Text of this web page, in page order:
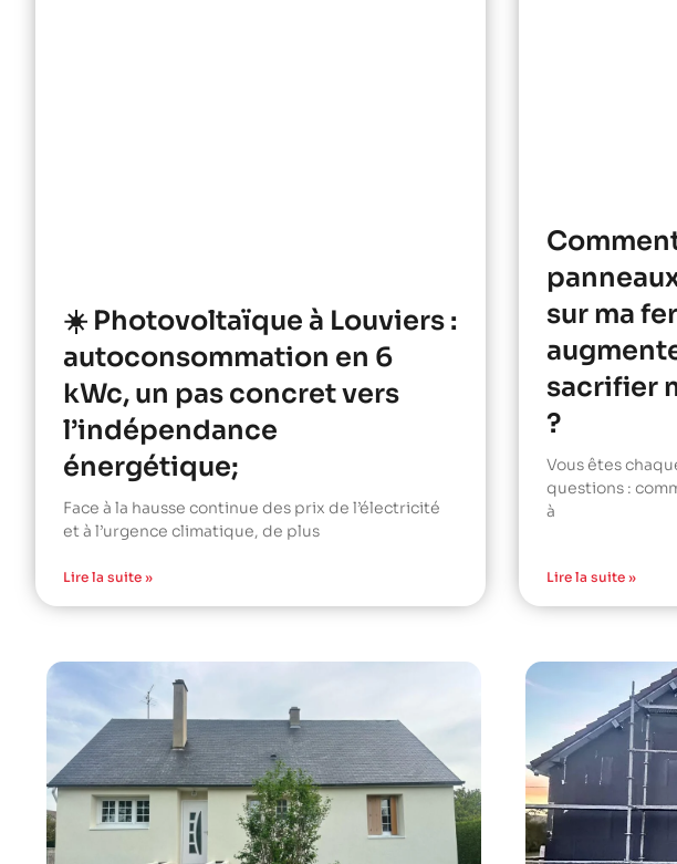
☀️ Photovoltaïque à Louviers :
autoconsommation en 6
kWc, un pas concret vers
l’indépendance
énergétique;
Face à la hausse continue des prix de l’électricité
et à l’urgence climatique, de plus
Lire la suite »
sur ma
sacrifier
?
Vous êtes
questions :
à
Lire la suite »